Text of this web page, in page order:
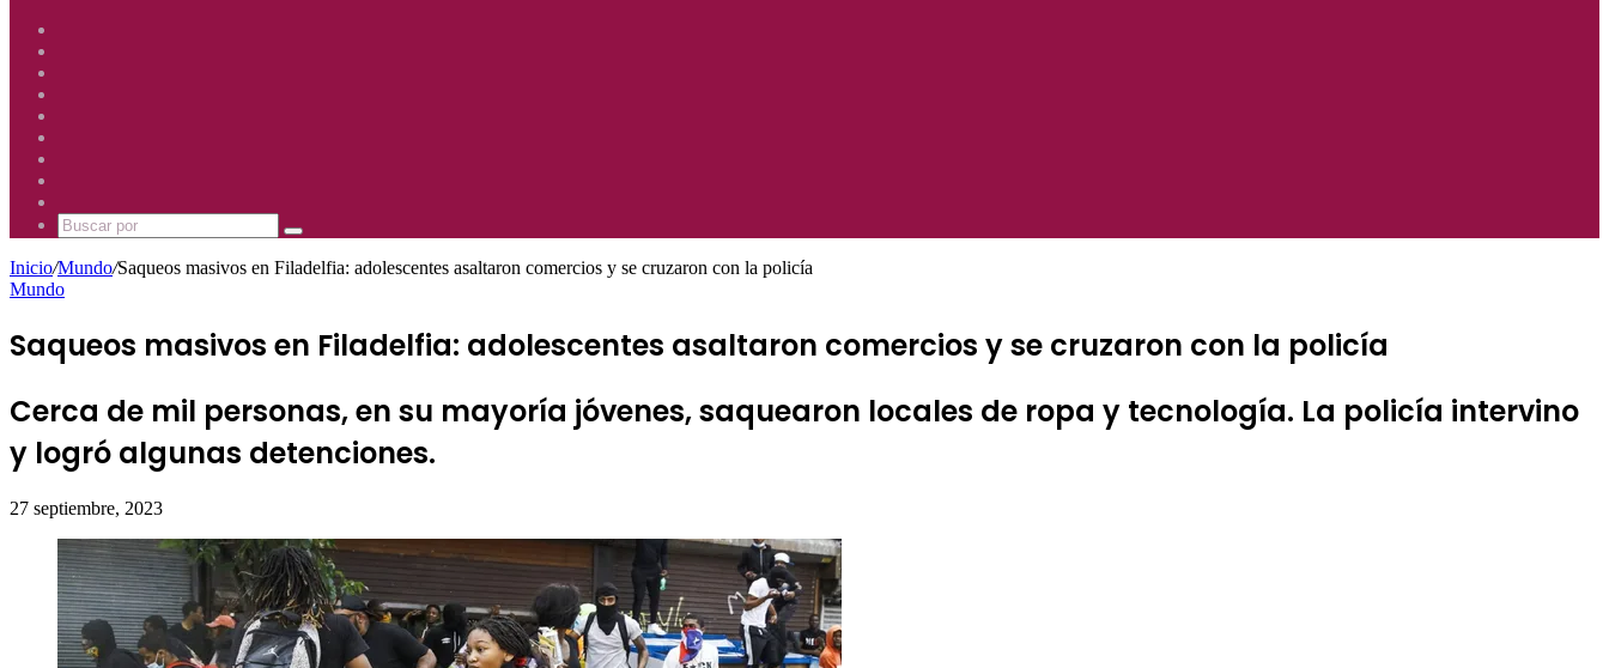
Mhz
885
Mhz
Uno
885
Mhz
Buscar
por
Inicio/Mundo/Saqueos masivos en Filadelfia: adolescentes asaltaron comercios y se cruzaron con la policía
Mundo
Saqueos masivos en Filadelfia: adolescentes asaltaron comercios y se cruzaron con la policía
Cerca de mil personas, en su mayoría jóvenes, saquearon locales de ropa y tecnología. La policía intervino
y logró algunas detenciones.
27 septiembre, 2023